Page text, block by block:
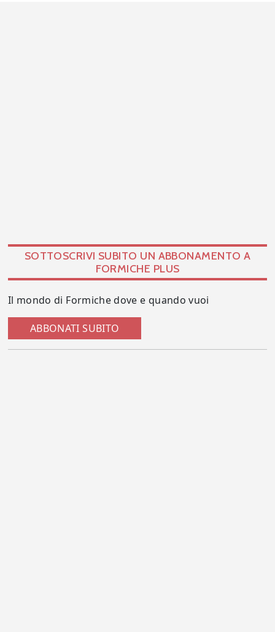
SOTTOSCRIVI SUBITO UN ABBONAMENTO A
FORMICHE PLUS
Il mondo di Formiche dove e quando vuoi
ABBONATI SUBITO